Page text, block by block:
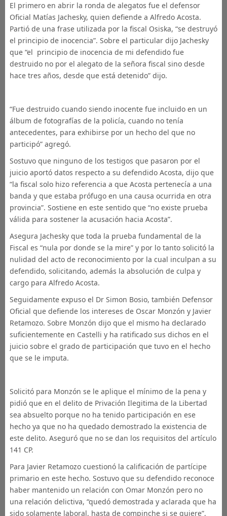
El primero en abrir la ronda de alegatos fue el defensor
Oficial Matías Jachesky, quien defiende a Alfredo Acosta.
Partió de una frase utilizada por la fiscal Osiska, “se destruyó
el principio de inocencia”. Sobre el particular dijo Jachesky
que “el principio de inocencia de mi defendido fue
destruido no por el alegato de la señora fiscal sino desde
hace tres años, desde que está detenido” dijo.
“Fue destruido cuando siendo inocente fue incluido en un
álbum de fotografías de la policía, cuando no tenía
antecedentes, para exhibirse por un hecho del que no
participó” agregó.
Sostuvo que ninguno de los testigos que pasaron por el
juicio aportó datos respecto a su defendido Acosta, dijo que
“la fiscal solo hizo referencia a que Acosta pertenecía a una
banda y que estaba prófugo en una causa ocurrida en otra
provincia”. Sostiene en este sentido que “no existe prueba
válida para sostener la acusación hacia Acosta”.
Asegura Jachesky que toda la prueba fundamental de la
Fiscal es “nula por donde se la mire” y por lo tanto solicitó la
nulidad del acto de reconocimiento por la cual inculpan a su
defendido, solicitando, además la absolución de culpa y
cargo para Alfredo Acosta.
Seguidamente expuso el Dr Simon Bosio, también Defensor
Oficial que defiende los intereses de Oscar Monzón y Javier
Retamozo. Sobre Monzón dijo que el mismo ha declarado
suficientemente en Castelli y ha ratificado sus dichos en el
juicio sobre el grado de participación que tuvo en el hecho
que se le imputa.
Solicitó para Monzón se le aplique el mínimo de la pena y
pidió que en el delito de Privación Ilegitima de la Libertad
sea absuelto porque no ha tenido participación en ese
hecho ya que no ha quedado demostrado la existencia de
este delito. Aseguró que no se dan los requisitos del artículo
141 CP.
Para Javier Retamozo cuestionó la calificación de partícipe
primario en este hecho. Sostuvo que su defendido reconoce
haber mantenido un relación con Omar Monzón pero no
una relación delictiva, “quedó demostrada y aclarada que ha
sido solamente laboral, hasta de compinche si se quiere”,